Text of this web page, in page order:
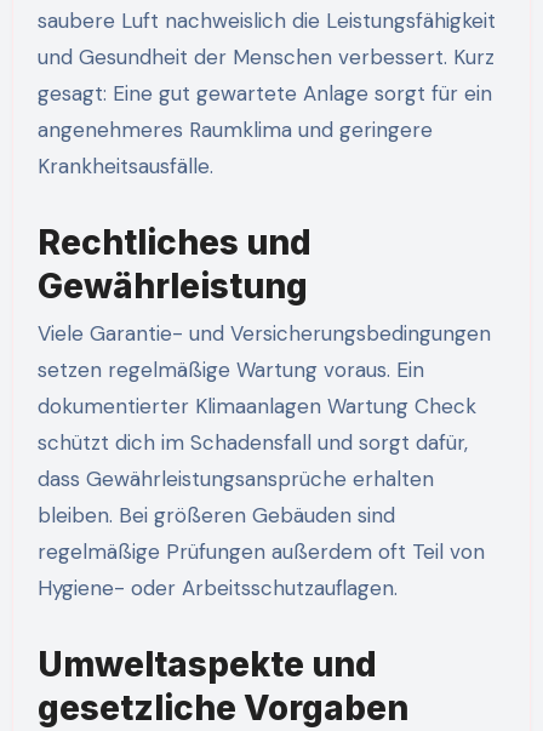
saubere Luft nachweislich die Leistungsfähigkeit
und Gesundheit der Menschen verbessert. Kurz
gesagt: Eine gut gewartete Anlage sorgt für ein
angenehmeres Raumklima und geringere
Krankheitsausfälle.
Rechtliches und
Gewährleistung
Viele Garantie- und Versicherungsbedingungen
setzen regelmäßige Wartung voraus. Ein
dokumentierter Klimaanlagen Wartung Check
schützt dich im Schadensfall und sorgt dafür,
dass Gewährleistungsansprüche erhalten
bleiben. Bei größeren Gebäuden sind
regelmäßige Prüfungen außerdem oft Teil von
Hygiene- oder Arbeitsschutzauflagen.
Umweltaspekte und
gesetzliche Vorgaben